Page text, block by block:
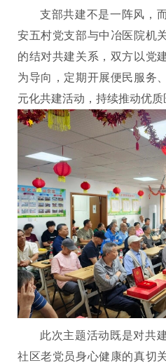
支部共建不是一阵风，
安五村党支部与中冶医院机
的结对共建关系，双方以党
为导向，定期开展便民服务
元化共建活动，持续推动优质
此次主题活动既是对共
社区老党员身心健康的真切